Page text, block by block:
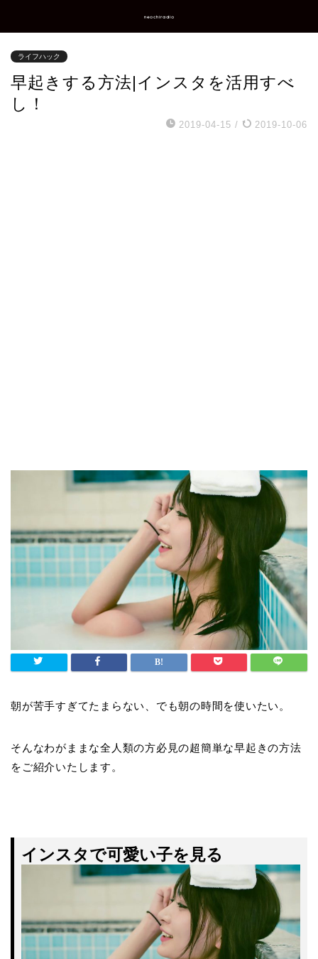
neochiradio
ライフハック
早起きする方法|インスタを活用すべ
し！
2019-04-15 / 2019-10-06
朝が苦手すぎてたまらない、でも朝の時間を使いたい。
そんなわがままな全人類の方必見の超簡単な早起きの方法
をご紹介いたします。
インスタで可愛い子を見る